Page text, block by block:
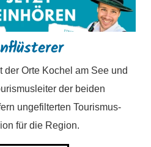
der Orte Kochel am See und
der beiden
ungefilterten Tourismus-
für die Region.